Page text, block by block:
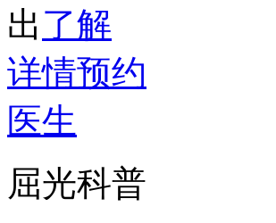
出 了解
详情预约
医生
屈光科普